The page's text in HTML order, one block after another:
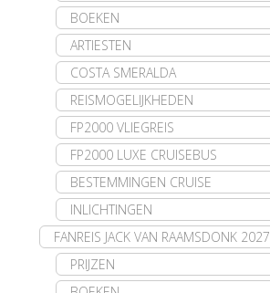
BOEKEN
ARTIESTEN
COSTA SMERALDA
REISMOGELIJKHEDEN
FP2000 VLIEGREIS
FP2000 LUXE CRUISEBUS
BESTEMMINGEN CRUISE
INLICHTINGEN
FANREIS JACK VAN RAAMSDONK 2027
PRIJZEN